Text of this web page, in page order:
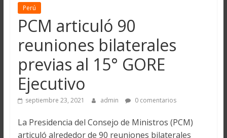
Perú
PCM articuló 90
reuniones bilaterales
previas al 15° GORE
Ejecutivo
septiembre 23, 2021 admin 0 comentarios
La Presidencia del Consejo de Ministros (PCM)
articuló alrededor de 90 reuniones bilaterales